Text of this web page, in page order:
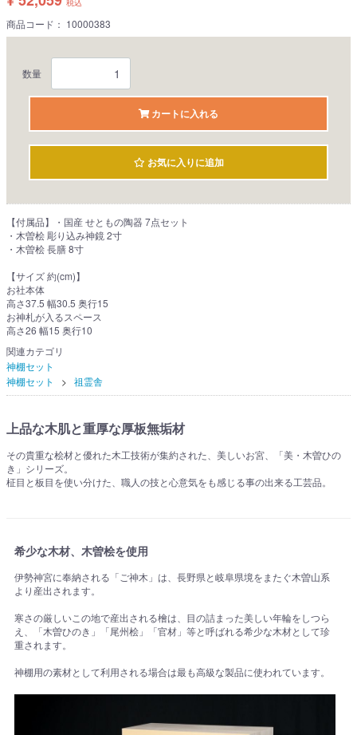
税込
商品コード： 10000383
数量
カートに入れる
お気に入りに追加
【付属品】・国産 せともの陶器 7点セット
・木曽桧 彫り込み神鏡 2寸
・木曽桧 長膳 8寸
【サイズ 約(cm)】
お社本体
高さ37.5 幅30.5 奥行15
お神札が入るスペース
高さ26 幅15 奥行10
関連カテゴリ
神棚セット
神棚セット
祖霊舎
上品な木肌と重厚な厚板無垢材
その貴重な桧材と優れた木工技術が集約された、美しいお宮、「美・木曽ひの
き」シリーズ。
柾目と板目を使い分けた、職人の技と心意気をも感じる事の出来る工芸品。
希少な木材、木曽桧を使用
伊勢神宮に奉納される「ご神木」は、長野県と岐阜県境をまたぐ木曽山系
より産出されます。
寒さの厳しいこの地で産出される檜は、目の詰まった美しい年輪をしつら
え、「木曽ひのき」「尾州桧」「官材」等と呼ばれる希少な木材として珍
重されます。
神棚用の素材として利用される場合は最も高級な製品に使われています。